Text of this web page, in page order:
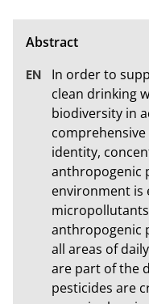
In order to
clean drinking
biodiversity in
identity,
anthropogenic
environment is
anthropogenic
all areas of
are part of the
pesticides are